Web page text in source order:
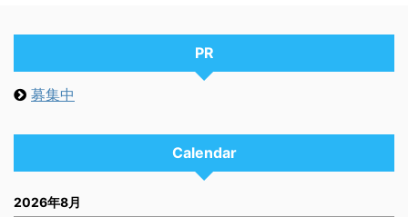
PR
募集中
Calendar
2026年8月